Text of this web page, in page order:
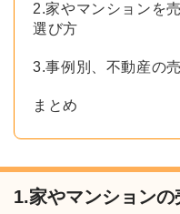
2.家やマンションを
選び方
3.事例別、不動産の
まとめ
1.家やマンション